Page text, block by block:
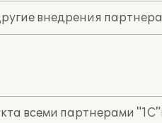
внедрения партнера
всеми партнерами "1С"